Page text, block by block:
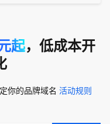
起，低成本开
你的品牌域名 活动规则